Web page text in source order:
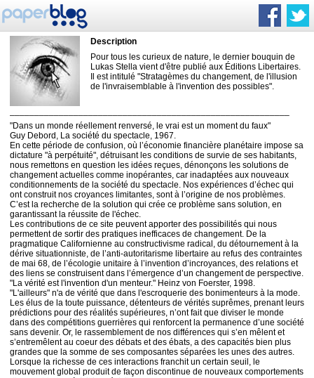
Description
Pour tous les curieux de nature, le dernier bouquin de
Lukas Stella vient d'être publié aux Éditions Libertaires.
Il est intitulé "Stratagèmes du changement, de l'illusion
de l'invraisemblable à l'invention des possibles".
"Dans un monde réellement renversé, le vrai est un moment du faux"
Guy Debord, La société du spectacle, 1967.
En cette période de confusion, où l’économie financière planétaire impose sa
dictature "à perpétuité", détruisant les conditions de survie de ses habitants,
nous remettons en question les idées reçues, dénonçons les solutions de
changement actuelles comme inopérantes, car inadaptées aux nouveaux
conditionnements de la société du spectacle. Nos expériences d’échec qui
ont construit nos croyances limitantes, sont à l’origine de nos problèmes.
C’est la recherche de la solution qui crée ce problème sans solution, en
garantissant la réussite de l'échec.
Les contributions de ce site peuvent apporter des possibilités qui nous
permettent de sortir des pratiques inefficaces de changement. De la
pragmatique Californienne au constructivisme radical, du détournement à la
dérive situationniste, de l’anti-autoritarisme libertaire au refus des contraintes
de mai 68, de l’écologie unitaire à l’invention d’incroyances, des relations et
des liens se construisent dans l’émergence d’un changement de perspective.
"La vérité est l'invention d'un menteur." Heinz von Foerster, 1998.
"L'ailleurs" n'a de vérité que dans l'escroquerie des bonimenteurs à la mode.
Les élus de la toute puissance, détenteurs de vérités suprêmes, prenant leurs
prédictions pour des réalités supérieures, n’ont fait que diviser le monde
dans des compétitions guerrières qui renforcent la permanence d’une société
sans devenir. Or, le rassemblement de nos différences qui s’en mêlent et
s’entremêlent au coeur des débats et des ébats, a des capacités bien plus
grandes que la somme de ses composantes séparées les unes des autres.
Lorsque la richesse de ces interactions franchit un certain seuil, le
mouvement global produit de façon discontinue de nouveaux comportements